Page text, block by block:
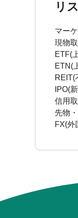
リ
マー
現物
ETF(
ETN(
REIT(
IPO(
信用
先物
FX(外